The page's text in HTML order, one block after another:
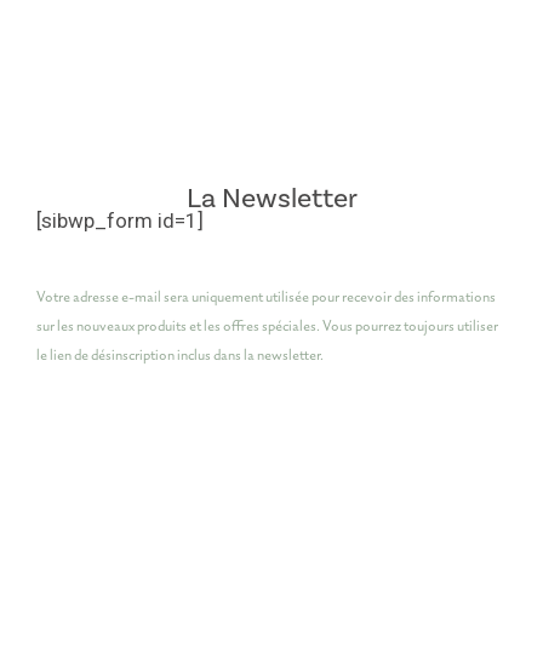
La Newsletter
[sibwp_form id=1]
Votre adresse e-mail sera uniquement utilisée pour recevoir des informations
sur les nouveaux produits et les offres spéciales. Vous pourrez toujours utiliser
le lien de désinscription inclus dans la newsletter.